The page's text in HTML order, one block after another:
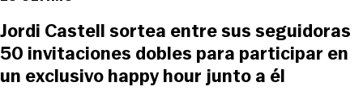
Jordi Castell sortea entre sus seguidoras
50 invitaciones dobles para participar en
un exclusivo happy hour junto a él